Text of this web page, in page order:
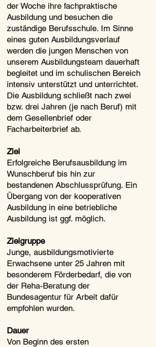
der Woche ihre fachpraktische
Ausbildung und besuchen die
zuständige Berufsschule. Im Sinne
eines guten Ausbildungsverlauf
werden die jungen Menschen von
unserem Ausbildungsteam dauerhaft
begleitet und im schulischen Bereich
intensiv unterstützt und unterrichtet.
Die Ausbildung schließt nach zwei
bzw. drei Jahren (je nach Beruf) mit
dem Gesellenbrief oder
Facharbeiterbrief ab.
Ziel
Erfolgreiche Berufsausbildung im
Wunschberuf bis hin zur
bestandenen Abschlussprüfung. Ein
Übergang von der kooperativen
Ausbildung in eine betriebliche
Ausbildung ist ggf. möglich.
Zielgruppe
Junge, ausbildungsmotivierte
Erwachsene unter 25 Jahren mit
besonderem Förderbedarf, die von
der Reha-Beratung der
Bundesagentur für Arbeit dafür
empfohlen wurden.
Dauer
Von Beginn des ersten